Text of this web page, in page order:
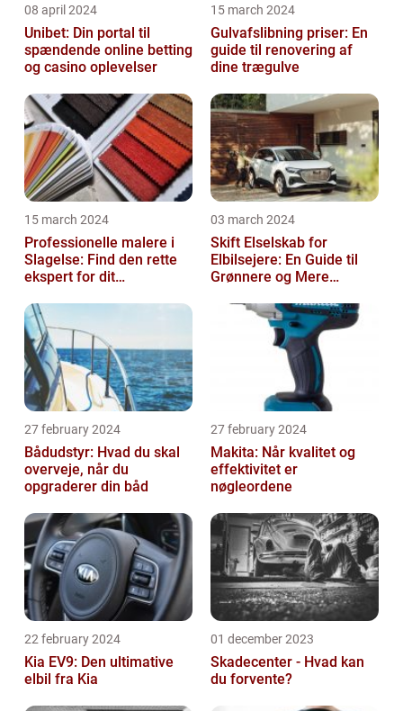
08 april 2024
Unibet: Din portal til
spændende online betting
og casino oplevelser
15 march 2024
Gulvafslibning priser: En
guide til renovering af
dine trægulve
15 march 2024
Professionelle malere i
Slagelse: Find den rette
ekspert for dit
03 march 2024
Skift Elselskab for
Elbilsejere: En Guide til
Grønnere og Mere
27 february 2024
Bådudstyr: Hvad du skal
overveje, når du
opgraderer din båd
27 february 2024
Makita: Når kvalitet og
effektivitet er
nøgleordene
22 february 2024
Kia EV9: Den ultimative
elbil fra Kia
01 december 2023
Skadecenter - Hvad kan
du forvente?